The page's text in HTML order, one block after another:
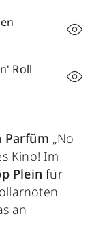
Roll
Parfüm „No
Kino! Im
Plein für
an